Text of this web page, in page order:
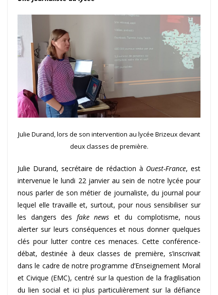
Julie Durand, lors de son intervention au lycée Brizeux devant
deux classes de première.
Julie Durand, secrétaire de rédaction à Ouest-France, est
intervenue le lundi 22 janvier au sein de notre lycée pour
nous parler de son métier de journaliste, du journal pour
lequel elle travaille et, surtout, pour nous sensibiliser sur
les dangers des fake news et du complotisme, nous
alerter sur leurs conséquences et nous donner quelques
clés pour lutter contre ces menaces. Cette conférence-
débat, destinée à deux classes de première, s’inscrivait
dans le cadre de notre programme d’Enseignement Moral
et Civique (EMC), centré sur la question de la fragilisation
du lien social et ici plus particulièrement sur la défiance